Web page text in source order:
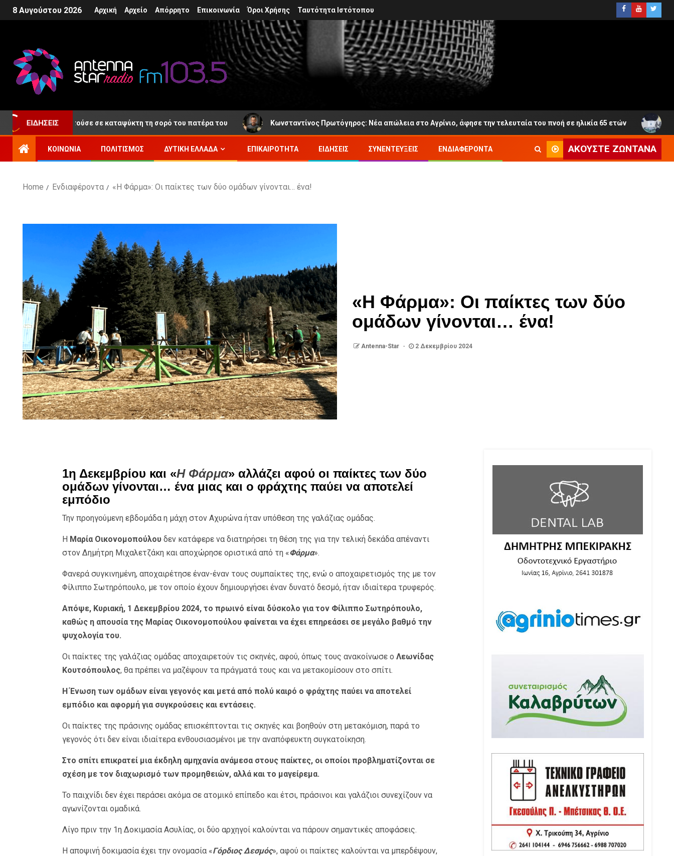
8 Αυγούστου 2026 Αρχική Αρχείο Απόρρητο Επικοινωνία Όροι Χρήσης Ταυτότητα Ιστότοπου
ΕΙΔΉΣΕΙΣ
που κρατούσε σε καταψύκτη τη σορό του πατέρα του Κωνσταντίνος Πρωτόγηρος: Νέα απώλεια στο Αγρίνιο, άφησε την τελευταία του πνοή σε ηλικία 65 ετών ΕΛ.ΑΣ.:
ΚΟΙΝΩΝΊΑ ΠΟΛΙΤΙΣΜΌΣ ΔΥΤΙΚΉ ΕΛΛΆΔΑ ΕΠΙΚΑΙΡΌΤΗΤΑ ΕΙΔΉΣΕΙΣ ΣΥΝΕΝΤΕΎΞΕΙΣ ΕΝΔΙΑΦΈΡΟΝΤΑ ΑΚΟΎΣΤΕ ΖΩΝΤΑΝΆ
Home Ενδιαφέροντα «Η Φάρμα»: Οι παίκτες των δύο ομάδων γίνονται… ένα!
«Η Φάρμα»: Οι παίκτες των δύο
ομάδων γίνονται… ένα!
Antenna-Star 2 Δεκεμβρίου 2024
1η Δεκεμβρίου και «Η Φάρμα» αλλάζει αφού οι παίκτες των δύο
ομάδων γίνονται… ένα μιας και ο φράχτης παύει να αποτελεί
εμπόδιο
Την προηγούμενη εβδομάδα η μάχη στον Αχυρώνα ήταν υπόθεση της γαλάζιας ομάδας.
Η Μαρία Οικονομοπούλουδεν κατάφερε να διατηρήσει τη θέση της για την τελική δεκάδα απέναντι
στον Δημήτρη Μιχαλετζάκη και αποχώρησε οριστικά από τη «Φάρμα».
Φανερά συγκινημένη, αποχαιρέτησε έναν-έναν τους συμπαίκτες της, ενώ ο αποχαιρετισμός της με τον
Φίλιππο Σωτηρόπουλο, με τον οποίο έχουν δημιουργήσει έναν δυνατό δεσμό, ήταν ιδιαίτερα τρυφερός.
Απόψε, Κυριακή, 1 Δεκεμβρίου 2024, το πρωινό είναι δύσκολο για τον Φίλιππο Σωτηρόπουλο,
καθώς η απουσία της Μαρίας Οικονομοπούλου φαίνεται να έχει επηρεάσει σε μεγάλο βαθμό την
ψυχολογία του.
Οι παίκτες της γαλάζιας ομάδας αποχαιρετούν τις σκηνές, αφού, όπως τους ανακοίνωσε ο Λεωνίδας
Κουτσόπουλος, θα πρέπει να μαζέψουν τα πράγματά τους και να μετακομίσουν στο σπίτι.
Η Ένωση των ομάδων είναι γεγονός και μετά από πολύ καιρό ο φράχτης παύει να αποτελεί
εμπόδιο και αφορμή για συγκρούσεις και εντάσεις.
Οι παίκτες της πράσινης ομάδας επισκέπτονται τις σκηνές και βοηθούν στη μετακόμιση, παρά το
γεγονός ότι δεν είναι ιδιαίτερα ενθουσιασμένοι με την αναπόφευκτη συγκατοίκηση.
Στο σπίτι επικρατεί μια έκδηλη αμηχανία ανάμεσα στους παίκτες, οι οποίοι προβληματίζονται σε
σχέση με τον διαχωρισμό των προμηθειών, αλλά και το μαγείρεμα.
Το παιχνίδι δεν έχει περάσει ακόμα σε ατομικό επίπεδο και έτσι, πράσινοι και γαλάζιοι συνεχίζουν να
αγωνίζονται ομαδικά.
Λίγο πριν την 1η Δοκιμασία Ασυλίας, οι δύο αρχηγοί καλούνται να πάρουν σημαντικές αποφάσεις.
Η αποψινή δοκιμασία έχει την ονομασία «Γόρδιος Δεσμός», αφού οι παίκτες καλούνται να μπερδέψουν,